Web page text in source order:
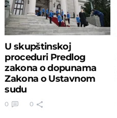
U skupštinskoj
proceduri Predlog
zakona o dopunama
Zakona o Ustavnom
sudu
0 0